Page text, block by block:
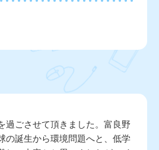
過ごさせて頂きました。富良野
の誕生から環境問題へと、低学